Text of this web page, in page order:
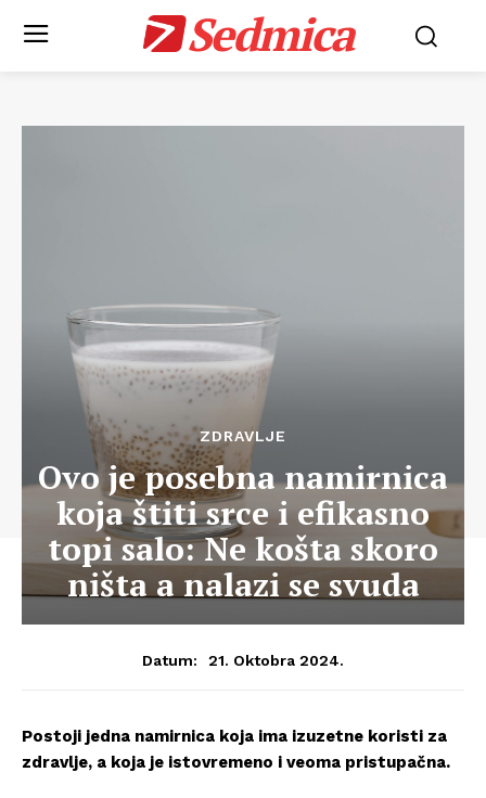
Sedmica
ZDRAVLJE
Ovo je posebna namirnica
koja štiti srce i efikasno
topi salo: Ne košta skoro
ništa a nalazi se svuda
Datum: 21. Oktobra 2024.
Postoji jedna namirnica koja ima izuzetne koristi za
zdravlje, a koja je istovremeno i veoma pristupačna.